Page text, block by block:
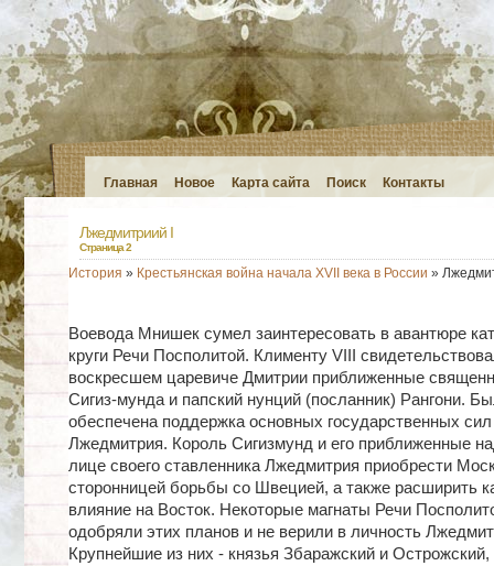
Главная Новое Карта сайта Поиск Контакты
Лжедмитриий I
Страница 2
История » Крестьянская война начала XVII века в России »
Воевода Мнишек сумел заинтересовать в авантюре
круги Речи Посполитой. Клименту VIII
воскресшем царевиче Дмитрии приближенные
Сигиз-мунда и папский нунций (посланник) Рангони.
обеспечена поддержка основных государственных
Лжедмитрия. Король Сигизмунд и его приближенные
лице своего ставленника Лжедмитрия приобрести
сторонницей борьбы со Швецией, а также расширить
влияние на Восток. Некоторые магнаты Речи
одобряли этих планов и не верили в личность
Крупнейшие из них - князья Збаражский и Острожский,